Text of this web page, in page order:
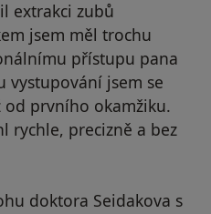
extrakci zubů
jsem měl trochu
přístupu pana
jsem se
prvního okamžiku.
rychle, precizně a bez
doktora Seidakova s